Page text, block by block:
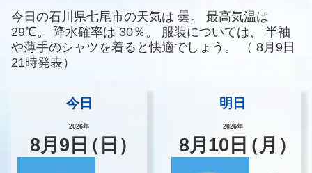
今日の石川県七尾市の天気は 曇。
最高気温は
29℃。
降水確率は 30％。 服装については、
半袖
や薄手のシャツを着ると快適でしょう。
（ 8月9日
21時発表）
今日
2026年
8月 9 日（日）
明日
2026年
8月 10 日（月）